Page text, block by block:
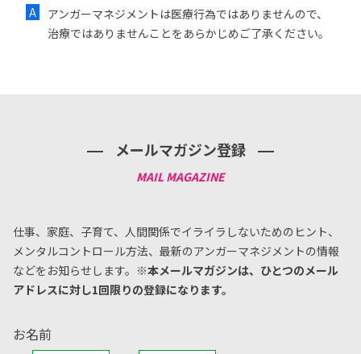
アンガーマネジメントは医療行為ではありませんので、
治療ではありませんことをあらかじめご了承ください。
メールマガジン登録
仕事、家庭、子育て、人間関係でイライラしないためのヒント、
メンタルコントロール方法、 最新のアンガーマネジメントの情報
などをお知らせします。 ※本メールマガジンは、ひとつのメール
アドレスに対し1回限りの登録になります。
お名前